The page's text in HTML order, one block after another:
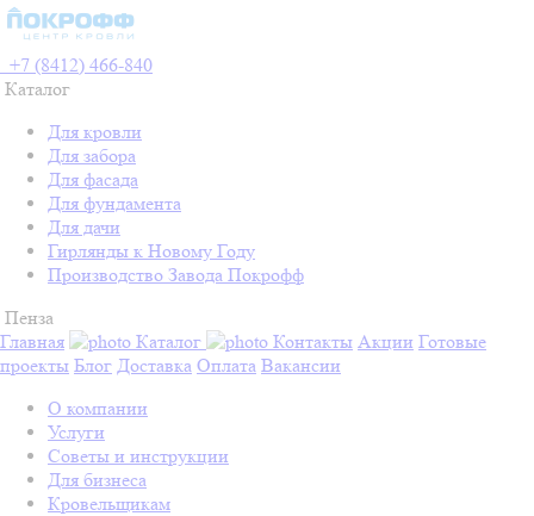
+7 (8412) 466-840
Каталог
Для кровли
Для забора
Для фасада
Для фундамента
Для дачи
Гирлянды к Новому Году
Производство Завода Покрофф
Пенза
Главная
Каталог Контакты Акции Готовые
проекты Блог Доставка Оплата Вакансии
О компании
Услуги
Советы и инструкции
Для бизнеса
Кровельщикам